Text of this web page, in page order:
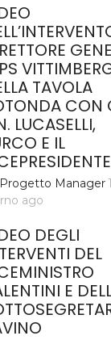
TAVOLA
CON
LUCASELLI,
E IL
Progetto Manager 1
ago
DEGLI
DEL
E